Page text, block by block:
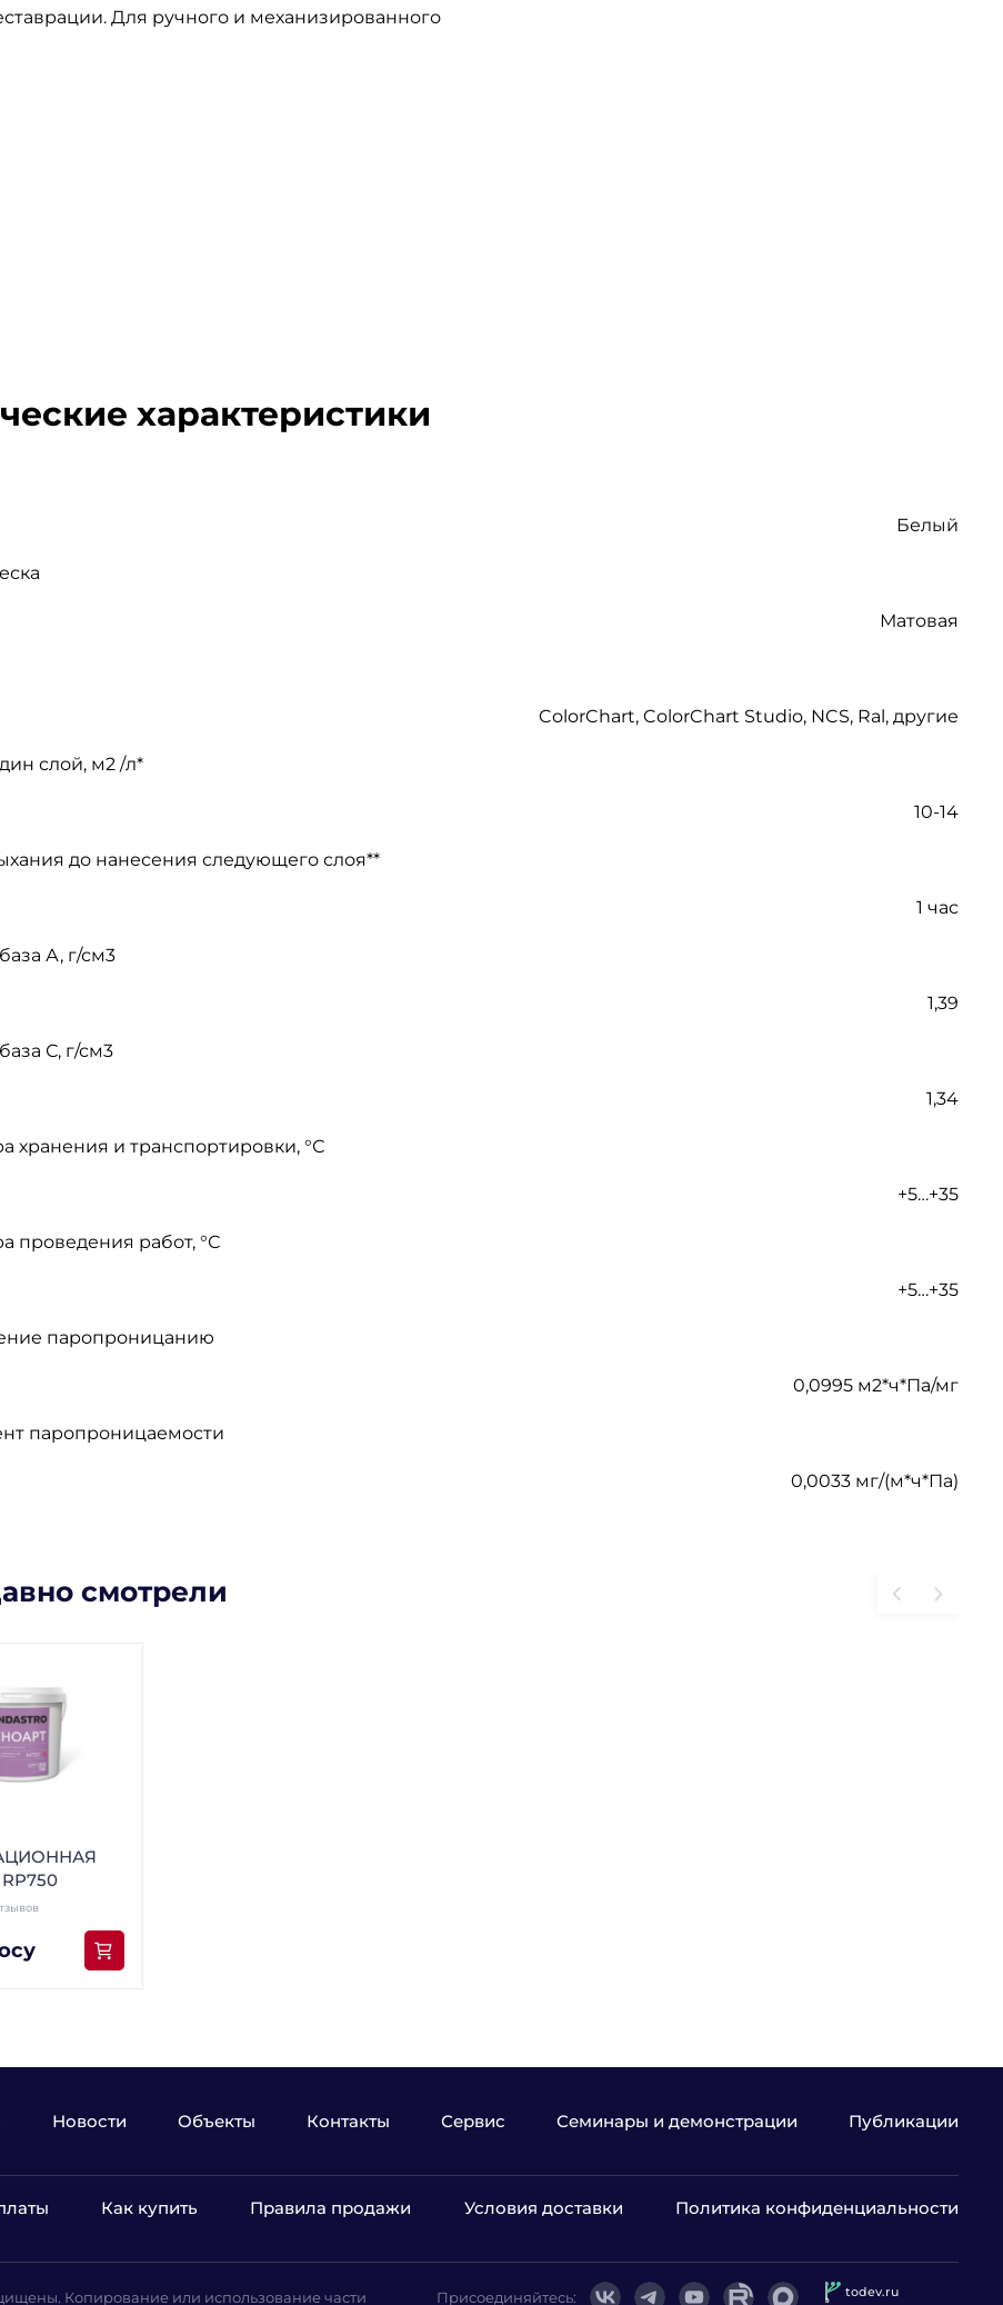
Для ручного и механизированного
характеристики
Белый
Матовая
ColorChart, ColorChart Studio, NCS, Ral, другие
слой, м2 /л*
10-14
до нанесения следующего слоя**
1 час
А, г/см3
1,39
С, г/см3
1,34
хранения и транспортировки, °С
+5…+35
проведения работ, °С
+5…+35
паропроницанию
0,0995 м2*ч*Па/мг
паропроницаемости
0,0033 мг/(м*ч*Па)
смотрели
Новости Объекты Контакты Сервис Семинары и демонстрации Публикации
Как купить Правила продажи Условия доставки Политика конфиденциальности
Копирование или использование части Присоединяйтесь: todev.ru